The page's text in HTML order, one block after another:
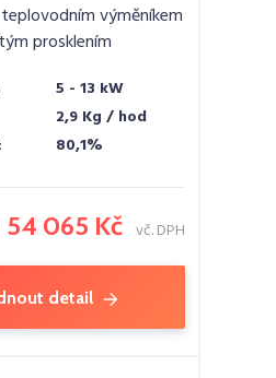
výměníkem
prosklením
5 - 13 kW
2,9 Kg / hod
80,1%
54 065 Kč vč. DPH
detail